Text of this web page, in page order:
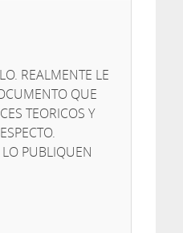
REALMENTE LE
QUE
TEORICOS Y
PUBLIQUEN